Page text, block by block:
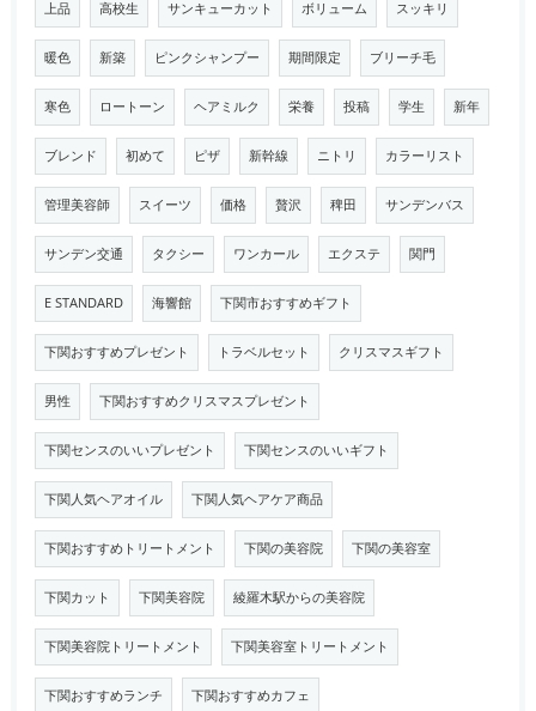
上品 高校生 サンキューカット ボリューム スッキリ
暖色 新築 ピンクシャンプー 期間限定 ブリーチ毛
寒色 ロートーン ヘアミルク 栄養 投稿 学生 新年
ブレンド 初めて ピザ 新幹線 ニトリ カラーリスト
管理美容師 スイーツ 価格 贅沢 稗田 サンデンバス
サンデン交通 タクシー ワンカール エクステ 関門
E STANDARD 海響館 下関市おすすめギフト
下関おすすめプレゼント トラベルセット クリスマスギフト
男性 下関おすすめクリスマスプレゼント
下関センスのいいプレゼント 下関センスのいいギフト
下関人気ヘアオイル 下関人気ヘアケア商品
下関おすすめトリートメント 下関の美容院 下関の美容室
下関カット 下関美容院 綾羅木駅からの美容院
下関美容院トリートメント 下関美容室トリートメント
下関おすすめランチ 下関おすすめカフェ